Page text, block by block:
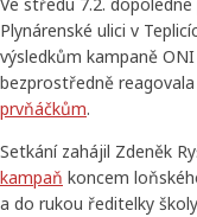
Plynárenské ulici v
výsledkům kampaně ONI
bezprostředně reagovala
prvňáčkům.
Setkání zahájil Zdeněk
kampaň koncem
a do rukou ředitelky